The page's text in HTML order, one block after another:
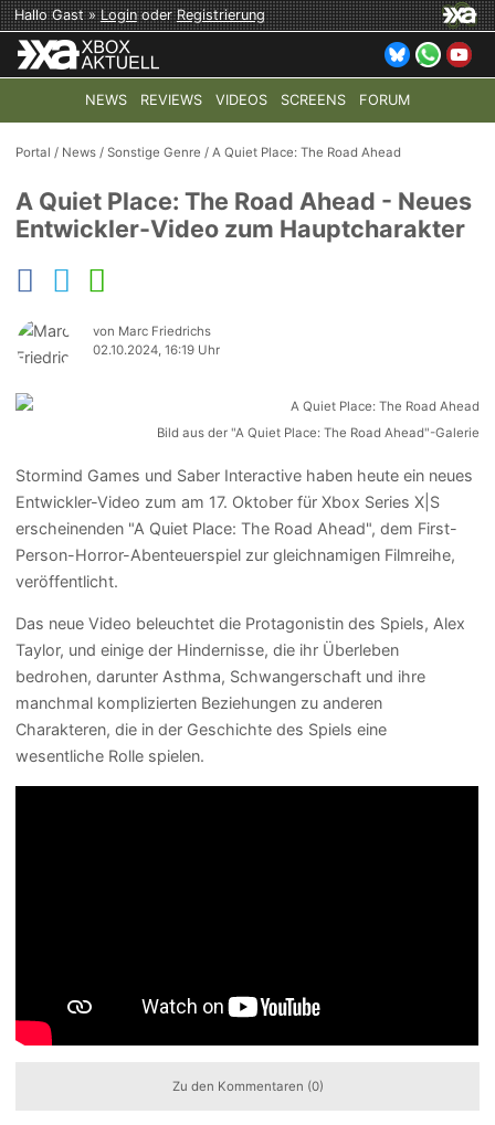
Hallo Gast »LoginoderRegistrierung
NEWS REVIEWS VIDEOS SCREENS FORUM
TOP-THEMEN: COD: MODERN WARFARE 4 HALO:
Portal / News /Sonstige Genre /A Quiet Place: The Road Ahead
A Quiet Place: The Road Ahead - Neues
Entwickler-Video zum Hauptcharakter
von Marc Friedrichs
02.10.2024, 16:19 Uhr
Bild aus der "A Quiet Place: The Road Ahead"-Galerie
Stormind Games und Saber Interactive haben heute ein neues
Entwickler-Video zum am 17. Oktober für Xbox Series X|S
erscheinenden "A Quiet Place: The Road Ahead", dem First-
Person-Horror-Abenteuerspiel zur gleichnamigen Filmreihe,
veröffentlicht.
Das neue Video beleuchtet die Protagonistin des Spiels, Alex
Taylor, und einige der Hindernisse, die ihr Überleben
bedrohen, darunter Asthma, Schwangerschaft und ihre
manchmal komplizierten Beziehungen zu anderen
Charakteren, die in der Geschichte des Spiels eine
wesentliche Rolle spielen.
Zu den Kommentaren (0)